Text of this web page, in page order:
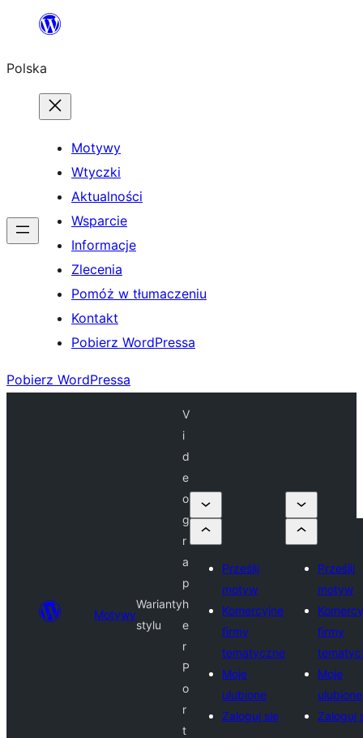
Przejdź
treści
Polska
Motywy
Wtyczki
Aktualności
Wsparcie
Informacje
Zlecenia
Pomóż w tłumaczeniu
Kontakt
Pobierz WordPressa
Pobierz WordPressa
Motywy
Warianty
stylu
V
i
d
e
o
g
r
a
p
h
e
r
P
o
r
t
Prześlij
motyw
Komercyjne
firmy
tematyczne
Moje
ulubione
Zaloguj się
Prześlij
motyw
firmy
Moje
ulubione
Zaloguj